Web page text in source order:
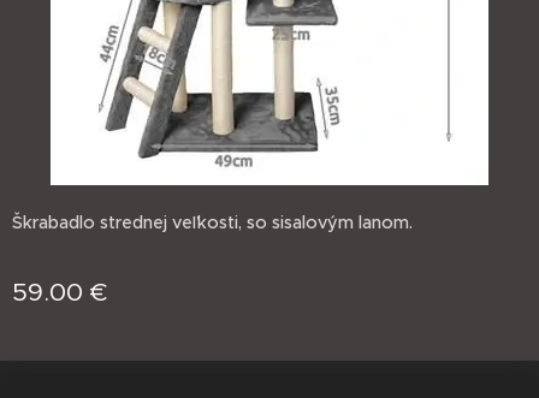
Škrabadlo strednej veľkosti, so sisalovým lanom.
59.00 €